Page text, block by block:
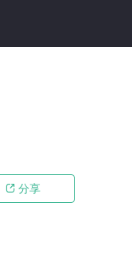
 分享